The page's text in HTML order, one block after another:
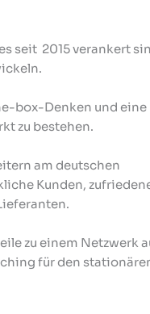
seit 2015 verankert
box-Denken und eine
zu bestehen.
am deutschen
Kunden,
zu einem Netzwerk
für den